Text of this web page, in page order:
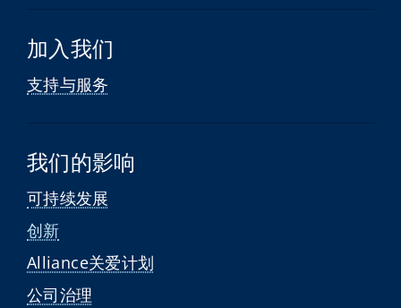
加入我们
支持与服务
我们的影响
可持续发展
创新
Alliance关爱计划
公司治理